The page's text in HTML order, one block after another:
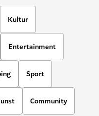
Kultur
Entertainment
Sport
Community